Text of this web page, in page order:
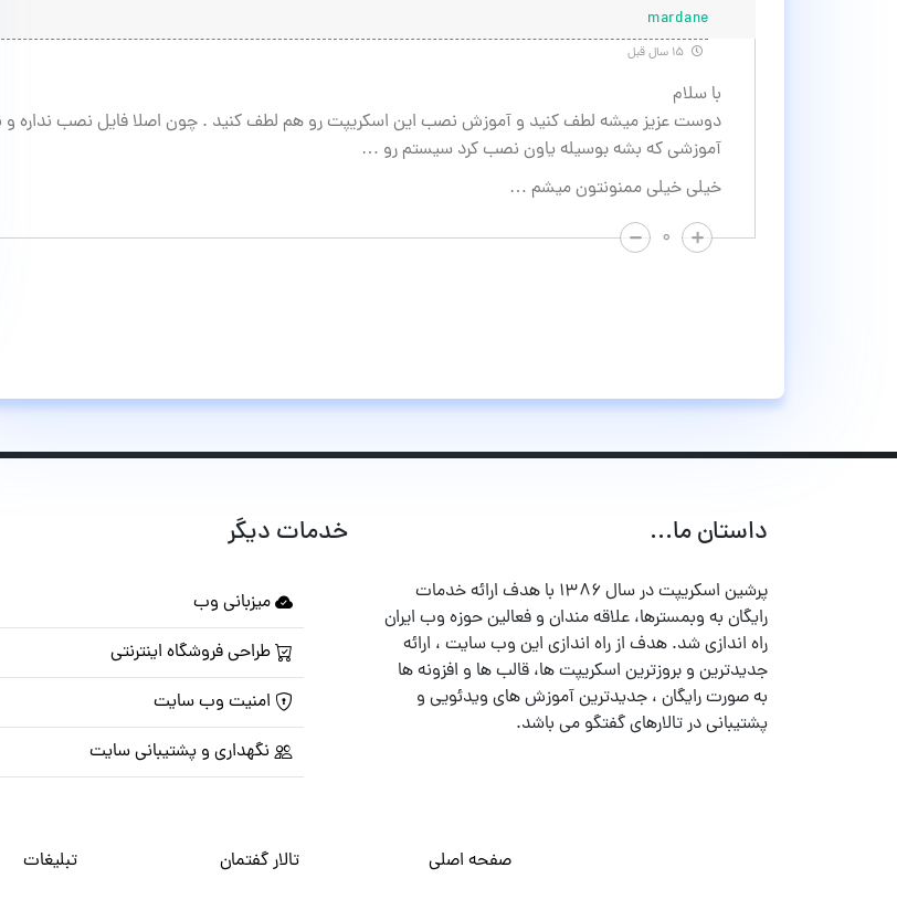
mardane
با سلام
دوست عزیز میشه لطف کنید و آموزش نصب این اسکریپت رو هم لطف کنید . چون اصلا فایل نصب نداره و
آموزشی که بشه بوسیله یاون نصب کرد سیستم رو …
خیلی خیلی ممنونتون میشم …
۰
داستان ما...
پرشین اسکریپت در سال ۱۳۸۶ با هدف ارائه خدمات
رایگان به وبمسترها، علاقه مندان و فعالین حوزه وب ایران
راه اندازی شد. هدف از راه اندازی این وب سایت ، ارائه
جدیدترین و بروزترین اسکریپت ها، قالب ها و افزونه ها
به صورت رایگان ، جدیدترین آموزش های ویدئویی و
پشتیبانی در تالارهای گفتگو می باشد.
خدمات دیگر
میزبانی وب
طراحی فروشگاه اینترنتی
امنیت وب سایت
نگهداری و پشتیبانی سایت
صفحه اصلی تالار گفتمان تبلیغات